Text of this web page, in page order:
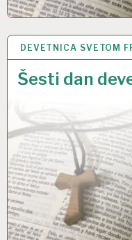
DEVETNICA SVETOM
Šesti dan
30 RUJ 2022